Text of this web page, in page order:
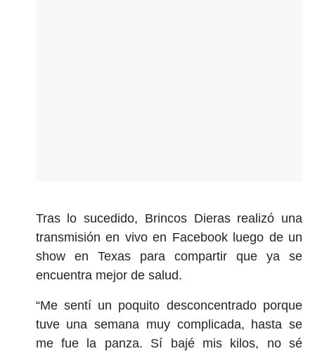
Tras lo sucedido, Brincos Dieras realizó una
transmisión en vivo en Facebook luego de un
show en Texas para compartir que ya se
encuentra mejor de salud.
“Me sentí un poquito desconcentrado porque
tuve una semana muy complicada, hasta se
me fue la panza. Sí bajé mis kilos, no sé